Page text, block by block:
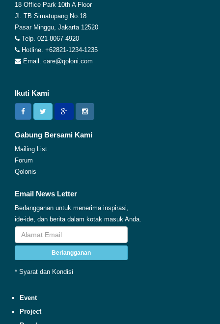
18 Office Park 10th A Floor
Jl. TB Simatupang No.18
Pasar Minggu, Jakarta 12520
Telp. 021-8067-4920
Hotline. +62821-1234-1235
Email. care@qoloni.com
Ikuti Kami
Gabung Bersami Kami
Mailing List
Forum
Qolonis
Email News Letter
Berlangganan untuk menerima inspirasi,
ide-ide, dan berita dalam kotak masuk Anda.
Berlangganan
* Syarat dan Kondisi
Event
Project